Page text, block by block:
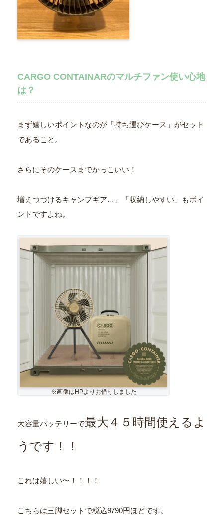
CARGO CONTAINARのマルチファン使い心地
は？
まず嬉しいポイントなのが「持ち運びケース」がセット
であること。
さらにそのケースまでかっこいい！
増えつづけるキャンプギア…、「収納しやすい」もポイ
ントですよね。
※画像はHPよりお借りしました
大容量バッテリーで最大４５時間使えるよ
うです！！
これは嬉しい〜！！！！
こちらは三脚セットで税込9790円ほどです。